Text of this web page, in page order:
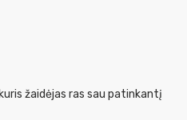
žaidėjas ras sau patinkantį